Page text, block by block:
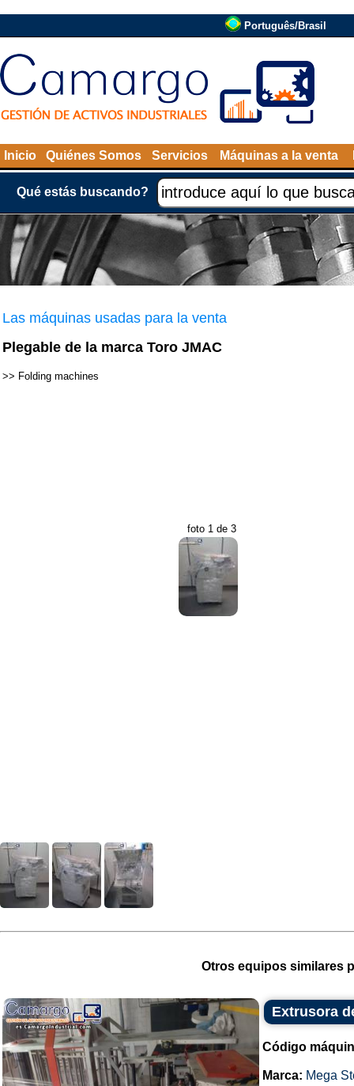
Português/Brasil
Inicio Quiénes Somos Servicios Máquinas a la venta
Qué estás buscando?
Las máquinas usadas para la venta
Plegable de la marca Toro JMAC
>> Folding machines
foto 1 de 3
Otros equipos similares
Extrusora
Código
Marca: Mega